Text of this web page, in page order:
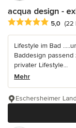
acqua design -
Durchschnittliche
5,0 (22
Lifestyle im Bad
Baddesign
privater Lifestyle...
Mehr
Eschersheimer